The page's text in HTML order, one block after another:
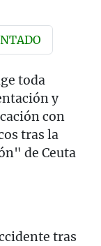
toda
y
con
tras la
de Ceuta
tras